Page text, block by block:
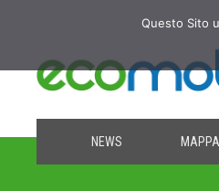
NEWS
Questo Sito